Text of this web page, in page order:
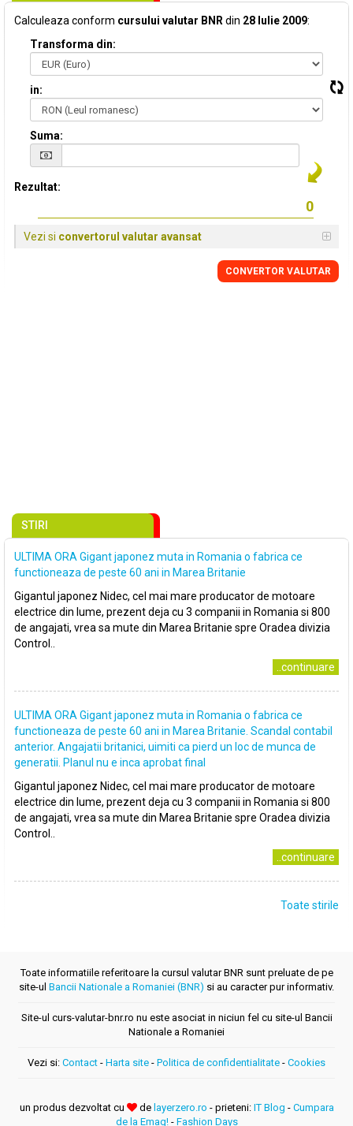
Calculeaza conform cursului valutar BNR din 28 Iulie 2009:
Transforma din:
in:
Suma:
Rezultat:
Vezi si convertorul valutar avansat
CONVERTOR VALUTAR
STIRI
ULTIMA ORA Gigant japonez muta in Romania o fabrica ce
functioneaza de peste 60 ani in Marea Britanie
Gigantul japonez Nidec, cel mai mare producator de motoare
electrice din lume, prezent deja cu 3 companii in Romania si 800
de angajati, vrea sa mute din Marea Britanie spre Oradea divizia
Control..
..continuare
ULTIMA ORA Gigant japonez muta in Romania o fabrica ce
functioneaza de peste 60 ani in Marea Britanie. Scandal contabil
anterior. Angajatii britanici, uimiti ca pierd un loc de munca de
generatii. Planul nu e inca aprobat final
Gigantul japonez Nidec, cel mai mare producator de motoare
electrice din lume, prezent deja cu 3 companii in Romania si 800
de angajati, vrea sa mute din Marea Britanie spre Oradea divizia
Control..
..continuare
Toate stirile
Toate informatiile referitoare la cursul valutar BNR sunt preluate de pe
site-ul Bancii Nationale a Romaniei (BNR) si au caracter pur informativ.
Site-ul curs-valutar-bnr.ro nu este asociat in niciun fel cu site-ul Bancii
Nationale a Romaniei
Vezi si: Contact - Harta site - Politica de confidentialitate - Cookies
un produs dezvoltat cu de layerzero.ro - prieteni: IT Blog - Cumpara
de la Emag!- Fashion Days